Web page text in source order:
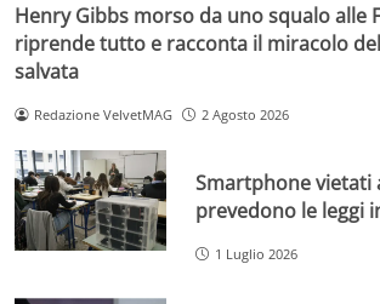
Henry Gibbs morso da uno squalo alle
riprende tutto e racconta il miracolo
salvata
Redazione VelvetMAG 2 Agosto 2026
Smartphone vietati
prevedono le leggi
1 Luglio 2026